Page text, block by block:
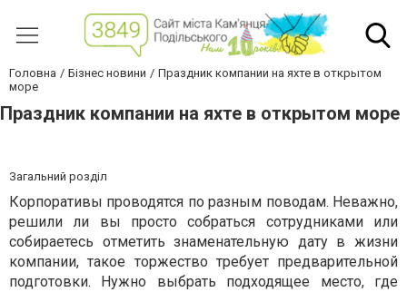
Головна Бізнес новини
Праздник компании на яхте в открытом
море
Праздник компании на яхте в открытом море
Загальний розділ
Корпоративы проводятся по разным поводам. Неважно,
решили ли вы просто собраться сотрудниками или
собираетесь отметить знаменательную дату в жизни
компании, такое торжество требует предварительной
подготовки. Нужно выбрать подходящее место, где